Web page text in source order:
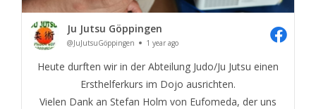
Ju Jutsu Göppingen
@JuJutsuGöppingen 1 year ago
Heute durften wir in der Abteilung Judo/Ju Jutsu einen
Ersthelferkurs im Dojo ausrichten.
Vielen Dank an Stefan Holm von Eufomeda, der uns